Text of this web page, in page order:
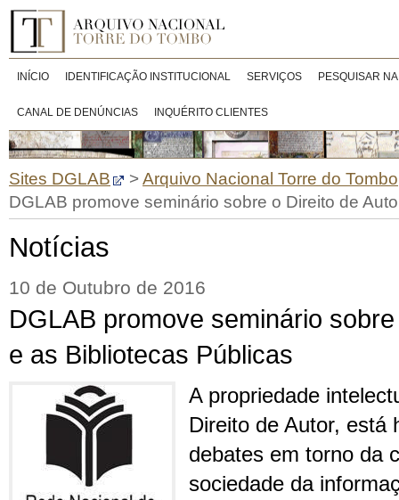
INÍCIO IDENTIFICAÇÃO INSTITUCIONAL SERVIÇOS PESQUISAR
CANAL DE DENÚNCIAS INQUÉRITO CLIENTES
Sites DGLAB >Arquivo Nacional Torre do Tombo
DGLAB promove seminário sobre o Direito de
Notícias
10 de Outubro de 2016
DGLAB promove seminário
e as Bibliotecas Públicas
A propriedade
Direito de Autor, está
debates em torno da
sociedade da